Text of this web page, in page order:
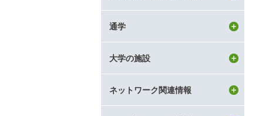
通学
大学の施設
ネットワーク関連情報